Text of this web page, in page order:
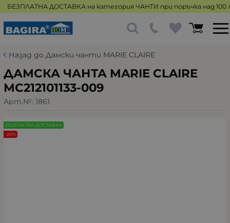
БЕЗПЛАТНА ДОСТАВКА на категория ЧАНТИ при поръчка над 100
Назад до Дамски чанти MARIE CLAIRE
ДАМСКА ЧАНТА MARIE CLAIRE
MC212101133-009
Арт.№: 1861
БЕЗПЛАТНА ДОСТАВКА
-20%